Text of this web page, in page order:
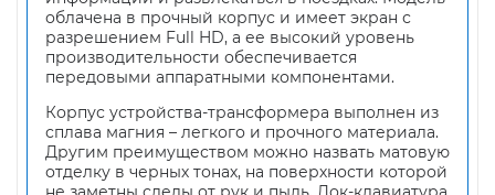
облачена в прочный корпус и имеет экран с
разрешением Full HD, а ее высокий уровень
производительности обеспечивается
передовыми аппаратными компонентами.
Корпус устройства-трансформера выполнен из
сплава магния – легкого и прочного материала.
Другим преимуществом можно назвать матовую
отделку в черных тонах, на поверхности которой